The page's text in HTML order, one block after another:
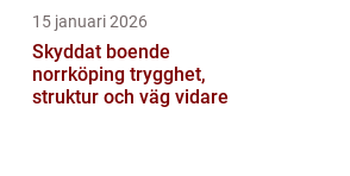
15 januari 2026
Skyddat boende
norrköping trygghet,
struktur och väg vidare